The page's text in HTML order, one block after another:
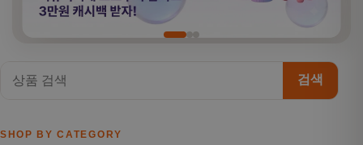
검색
SHOP BY CATEGORY